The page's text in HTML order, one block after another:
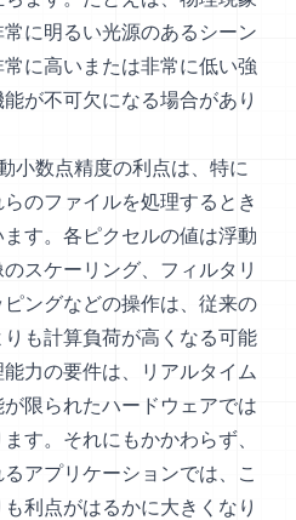
に明るい光源のあるシーン
に高いまたは非常に低い強
が不可欠になる場合があり
小数点精度の利点は、特に
のファイルを処理するとき
す。各ピクセルの値は浮動
スケーリング、フィルタリ
ングなどの操作は、従来の
も計算負荷が高くなる可能
力の要件は、リアルタイム
限られたハードウェアでは
す。それにもかかわらず、
アプリケーションでは、こ
利点がはるかに大きくなり